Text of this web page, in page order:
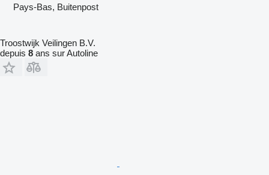
Pays-Bas, Buitenpost
Troostwijk Veilingen B.V.
depuis 8 ans sur Autoline